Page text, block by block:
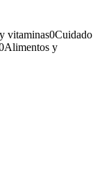
vitaminas0Cuidado
Alimentos y